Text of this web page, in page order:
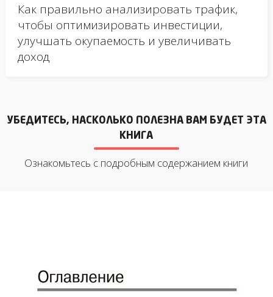
Как правильно анализировать трафик,
чтобы оптимизировать инвестиции,
улучшать окупаемость и увеличивать
доход
УБЕДИТЕСЬ, НАСКОЛЬКО ПОЛЕЗНА ВАМ БУДЕТ ЭТА
КНИГА
Ознакомьтесь с подробным содержанием книги